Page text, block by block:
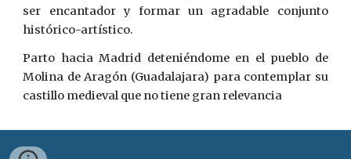
ser encantador y formar un agradable conjunto
histórico-artístico.
Parto hacia Madrid deteniéndome en el pueblo de
Molina de Aragón (Guadalajara) para contemplar su
castillo medieval que no tiene gran relevancia